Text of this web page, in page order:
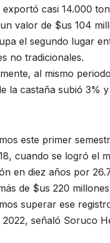
exportó casi 14.000
valor de $us 104
el segundo lugar
no tradicionales.
al mismo
la castaña subió 3%
este primer
cuando se logró el
en diez años por
de $us 220
superar ese
2022, señaló Soruco